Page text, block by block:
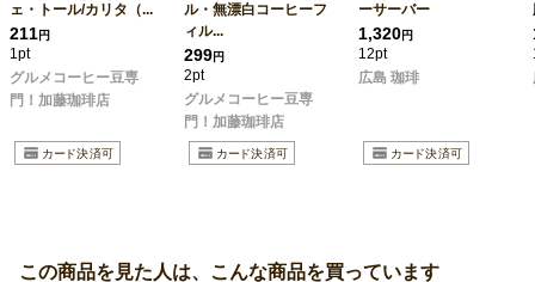
ェ・トール/カリタ（...
211円
1pt
グルメコーヒー豆専
門！加藤珈琲店
ル・無漂白コーヒーフ
ィル...
299円
2pt
グルメコーヒー豆専
門！加藤珈琲店
ーサーバー
1,320円
12pt
広島 珈琲
この商品を見た人は、こんな商品を買っています